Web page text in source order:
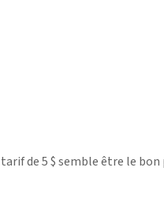
tarif de 5 $ semble être le